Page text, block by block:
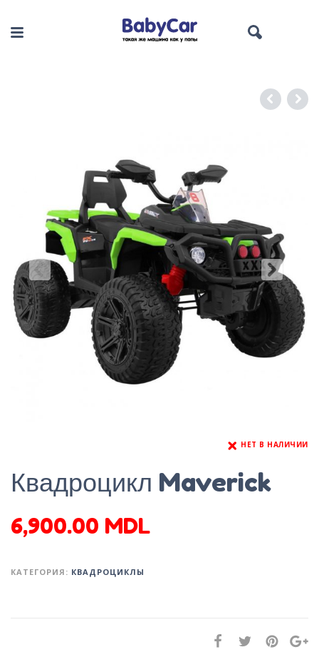
НЕТ В НАЛИЧИИ
Квадроцикл Maverick
6,900.00 MDL
КАТЕГОРИЯ: КВАДРОЦИКЛЫ